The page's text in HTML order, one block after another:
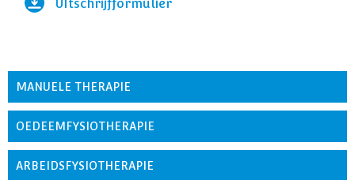
UItschrijfformulier
MANUELE THERAPIE
OEDEEMFYSIOTHERAPIE
ARBEIDSFYSIOTHERAPIE